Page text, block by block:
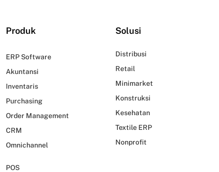
Produk
ERP Software
Akuntansi
Inventaris
Purchasing
Order Management
CRM
Omnichannel
POS
Solusi
Distribusi
Retail
Minimarket
Konstruksi
Kesehatan
Textile ERP
Nonprofit